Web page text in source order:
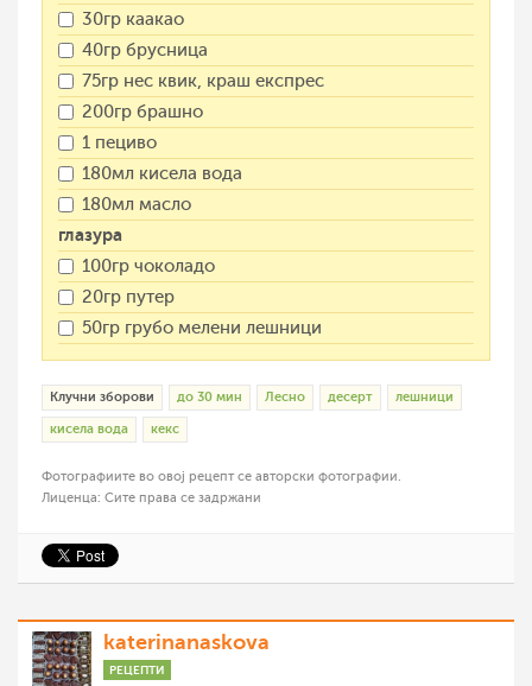
30гр каакао
40гр брусница
75гр нес квик, краш експрес
200гр брашно
1 пециво
180мл кисела вода
180мл масло
глазура
100гр чоколадо
20гр путер
50гр грубо мелени лешници
Клучни зборови до 30 мин Лесно десерт лешници
кисела вода кекс
Фотографиите во овој рецепт се авторски фотографии.
Лиценца: Сите права се задржани
katerinanaskova
РЕЦЕПТИ